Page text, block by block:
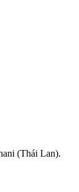
(Thái Lan).